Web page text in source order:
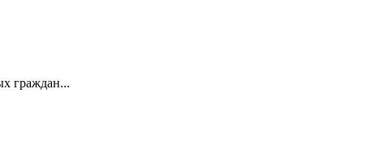
граждан...